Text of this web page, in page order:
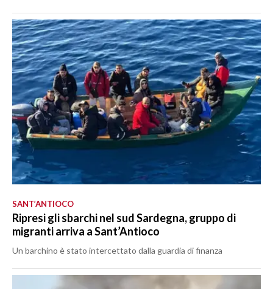
SANT’ANTIOCO
Ripresi gli sbarchi nel sud Sardegna, gruppo di
migranti arriva a Sant’Antioco
Un barchino è stato intercettato dalla guardia di finanza